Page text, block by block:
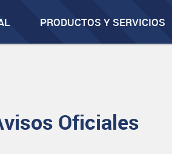
PRODUCTOS Y SERVICIOS
Oficiales